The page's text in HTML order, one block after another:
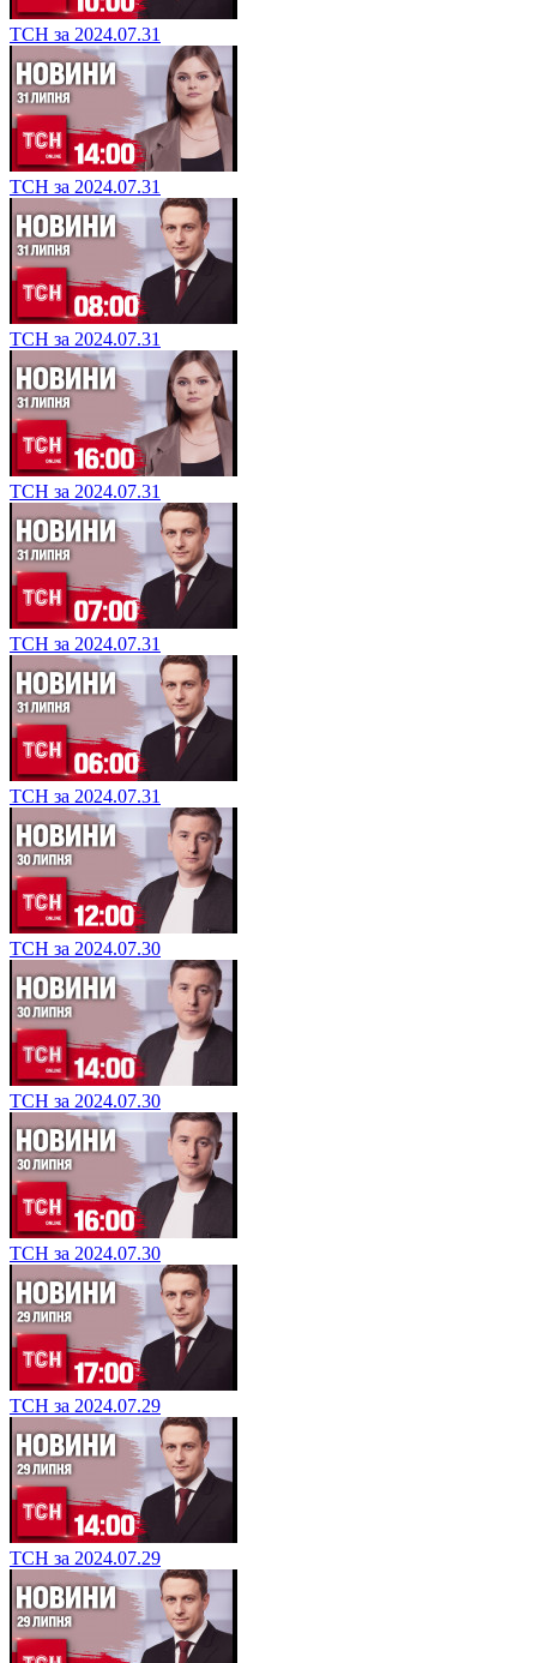
ТСН за 2024.07.31
ТСН за 2024.07.31
ТСН за 2024.07.31
ТСН за 2024.07.31
ТСН за 2024.07.31
ТСН за 2024.07.31
ТСН за 2024.07.30
ТСН за 2024.07.30
ТСН за 2024.07.30
ТСН за 2024.07.29
ТСН за 2024.07.29